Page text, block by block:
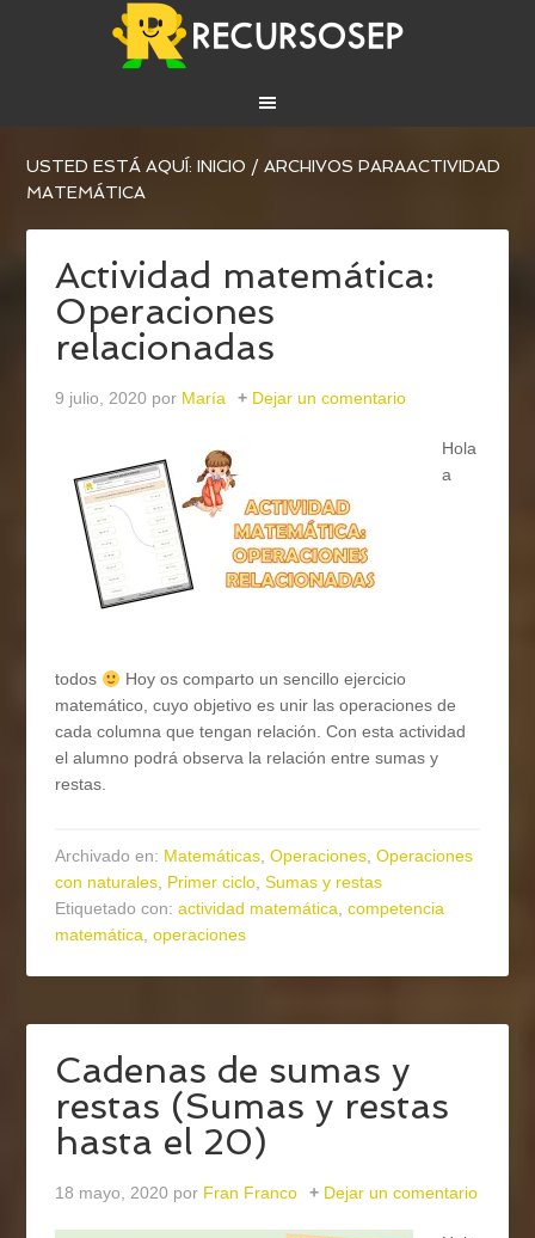
USTED ESTÁ AQUÍ:INICIO / ARCHIVOS PARAACTIVIDAD
MATEMÁTICA
Actividad matemática:
Operaciones
relacionadas
9 julio, 2020 por María Dejar un comentario
Hola
a
todos
Hoy os comparto un sencillo ejercicio
matemático, cuyo objetivo es unir las operaciones de
cada columna que tengan relación. Con esta actividad
el alumno podrá observa la relación entre sumas y
restas.
Archivado en: Matemáticas,Operaciones,Operaciones
con naturales, Primer ciclo,Sumas y restas
Etiquetado con:actividad matemática,competencia
matemática,operaciones
Cadenas de sumas y
restas (Sumas y restas
hasta el 20)
18 mayo, 2020 por Fran Franco Dejar un comentario